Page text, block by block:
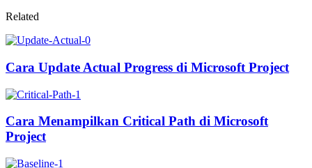
Related
Cara Update Actual Progress di Microsoft Project
Cara Menampilkan Critical Path di Microsoft
Project